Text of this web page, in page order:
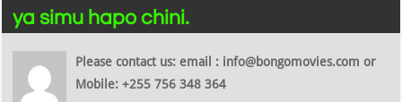
ya simu hapo chini.
Please contact us: email : info@bongomovies.com or
Mobile: +255 756 348 364